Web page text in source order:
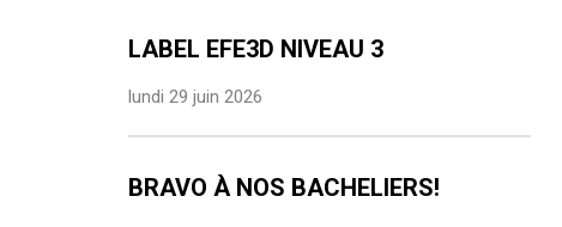
LABEL EFE3D NIVEAU 3
lundi 29 juin 2026
BRAVO À NOS BACHELIERS!